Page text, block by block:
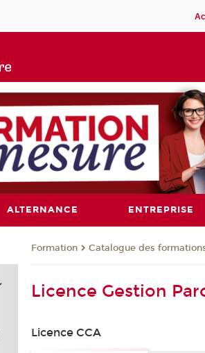
ALTERNANCE ENTREPRISE
Formation Catalogue des
Licence Gestion
Licence CCA